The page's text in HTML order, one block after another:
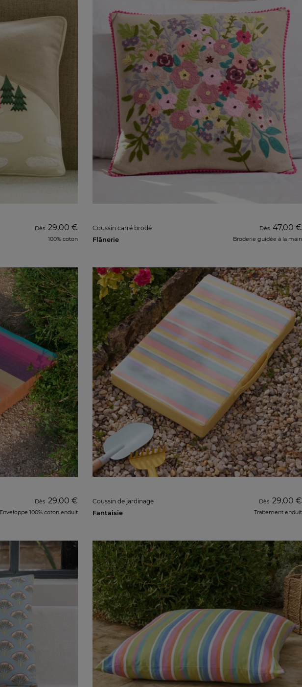
Dès 29,00 €
100% coton
Coussin carré brodé
Flânerie
Dès 47,00 €
Broderie guidée à la main
Dès 29,00 €
Enveloppe 100% coton enduit
Coussin de jardinage
Fantaisie
Dès 29,00 €
Traitement enduit